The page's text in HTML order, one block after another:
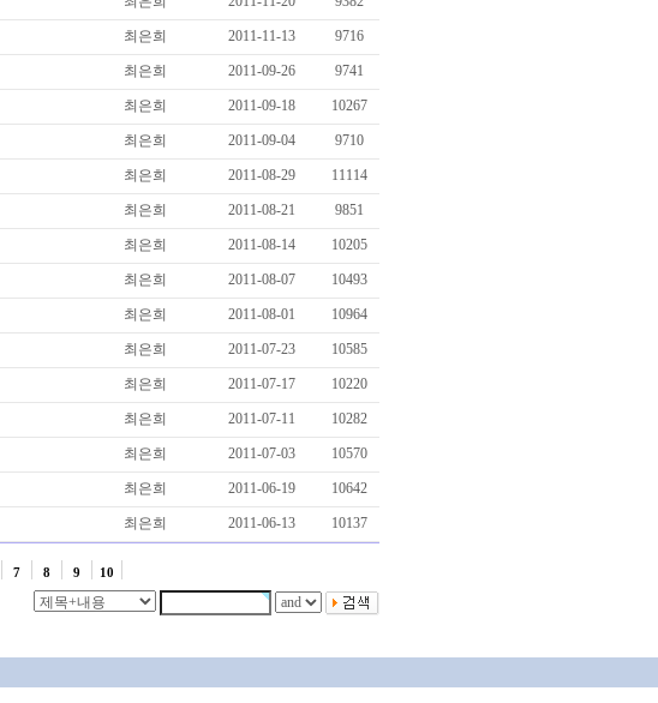
최은희 2011-11-13 9716
최은희 2011-09-26 9741
최은희 2011-09-18 10267
최은희 2011-09-04 9710
최은희 2011-08-29 11114
최은희 2011-08-21 9851
최은희 2011-08-14 10205
최은희 2011-08-07 10493
최은희 2011-08-01 10964
최은희 2011-07-23 10585
최은희 2011-07-17 10220
최은희 2011-07-11 10282
최은희 2011-07-03 10570
최은희 2011-06-19 10642
최은희 2011-06-13 10137
7 8 9 10